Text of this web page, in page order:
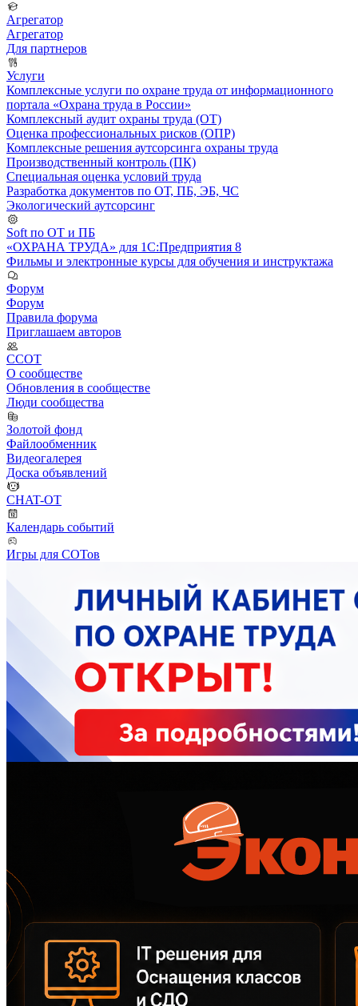
Агрегатор
Агрегатор
Для партнеров
Услуги
Комплексные услуги по охране труда от информационного
портала «Охрана труда в России»
Комплексный аудит охраны труда (ОТ)
Оценка профессиональных рисков (ОПР)
Комплексные решения аутсорсинга охраны труда
Производственный контроль (ПК)
Специальная оценка условий труда
Разработка документов по ОТ, ПБ, ЭБ, ЧС
Экологический аутсорсинг
Soft по ОТ и ПБ
«ОХРАНА ТРУДА» для 1С:Предприятия 8
Фильмы и электронные курсы для обучения и инструктажа
Форум
Форум
Правила форума
Приглашаем авторов
ССОТ
О сообществе
Обновления в сообществе
Люди сообщества
Золотой фонд
Файлообменник
Видеогалерея
Доска объявлений
CHAT-OT
Календарь событий
Игры для СОТов